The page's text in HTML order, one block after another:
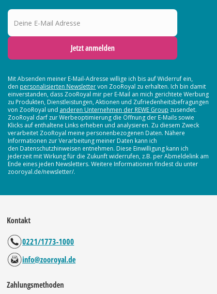
Deine E-Mail Adresse
Jetzt anmelden
Mit Absenden meiner E-Mail-Adresse willige ich bis auf Widerruf ein,
den personalisierten Newslettervon ZooRoyal zu erhalten. Ich bin damit
einverstanden, dass ZooRoyal mir per E-Mail an mich gerichtete Werbung
zu Produkten, Dienstleistungen, Aktionen und Zufriedenheitsbefragungen
von ZooRoyal und anderen Unternehmen der REWE Group zusendet.
ZooRoyal darf zur Werbeoptimierung die Öffnung der E-Mails sowie
Klicks auf enthaltene Links erheben und analysieren. Zu diesem Zweck
verarbeitet ZooRoyal meine personenbezogenen Daten. Nähere
Informationen zur Verarbeitung meiner Daten kann ich
den Datenschutzhinweisen entnehmen. Diese Einwilligung kann ich
jederzeit mit Wirkung für die Zukunft widerrufen, z.B. per Abmeldelink am
Ende eines jeden Newsletters. Weitere Informationen findest du unter
zooroyal.de/newsletter/.
Kontakt
0221/1773-1000
info@zooroyal.de
Zahlungsmethoden